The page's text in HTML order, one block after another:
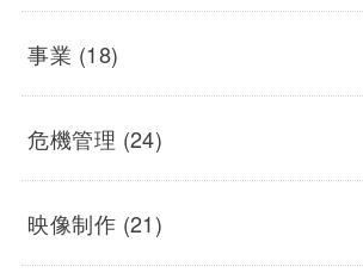
事業 (18)
危機管理 (24)
映像制作 (21)